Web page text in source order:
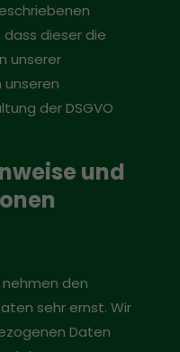
dieser die
unserer
der DSGVO
und
den
sehr ernst. Wir
Daten